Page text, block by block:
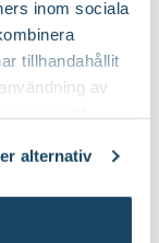
inom sociala
tillhandahållit
av
alternativ